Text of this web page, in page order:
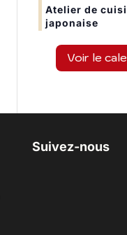
Atelier de
japonaise
Voir le
Suivez-nous